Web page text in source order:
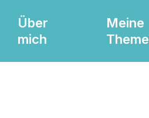
Über
mich
Meine